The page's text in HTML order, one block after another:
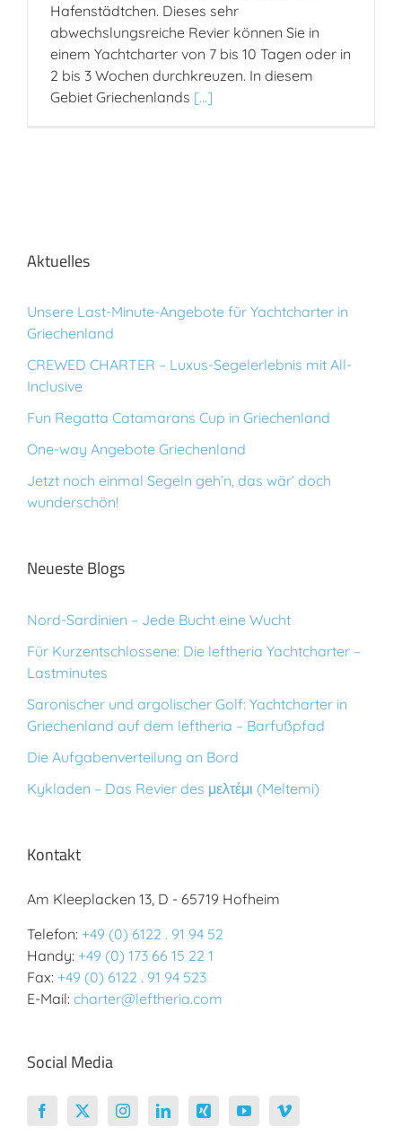
Hafenstädtchen. Dieses sehr
abwechslungsreiche Revier können Sie in
einem Yachtcharter von 7 bis 10 Tagen oder in
2 bis 3 Wochen durchkreuzen. In diesem
Gebiet Griechenlands [...]
Aktuelles
Unsere Last-Minute-Angebote für Yachtcharter in
Griechenland
CREWED CHARTER – Luxus-Segelerlebnis mit All-
Inclusive
Fun Regatta Catamarans Cup in Griechenland
One-way Angebote Griechenland
Jetzt noch einmal Segeln geh’n, das wär‘ doch
wunderschön!
Neueste Blogs
Nord-Sardinien – Jede Bucht eine Wucht
Für Kurzentschlossene: Die leftheria Yachtcharter –
Lastminutes
Saronischer und argolischer Golf: Yachtcharter in
Griechenland auf dem leftheria – Barfußpfad
Die Aufgabenverteilung an Bord
Kykladen – Das Revier des μελτέμι (Meltemi)
Kontakt
Am Kleeplacken 13, D - 65719 Hofheim
Telefon: +49 (0) 6122 . 91 94 52
Handy: +49 (0) 173 66 15 22 1
Fax: +49 (0) 6122 . 91 94 523
E-Mail: charter@leftheria.com
Social Media